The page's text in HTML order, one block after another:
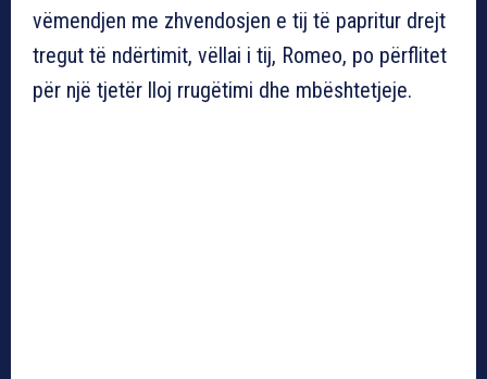
vëmendjen me zhvendosjen e tij të papritur drejt
tregut të ndërtimit, vëllai i tij, Romeo, po përflitet
për një tjetër lloj rrugëtimi dhe mbështetjeje.